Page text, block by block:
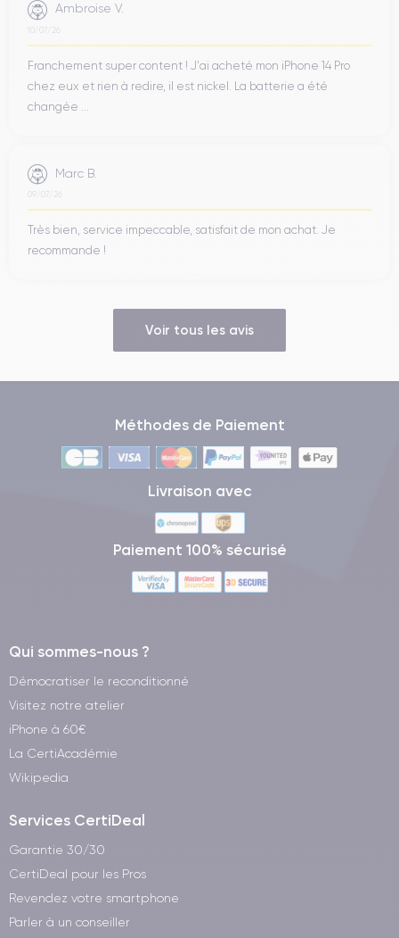
Ambroise V.
10/07/26
Franchement super content ! J'ai acheté mon iPhone 14 Pro
chez eux et rien à redire, il est nickel. La batterie a été
changée ...
Marc B.
09/07/26
Très bien, service impeccable, satisfait de mon achat. Je
recommande !
Voir tous les avis
Méthodes de Paiement
Livraison avec
Paiement 100% sécurisé
Qui sommes-nous ?
Démocratiser le reconditionné
Visitez notre atelier
iPhone à 60€
La CertiAcadémie
Wikipedia
Services CertiDeal
Garantie 30/30
CertiDeal pour les Pros
Revendez votre smartphone
Parler à un conseiller